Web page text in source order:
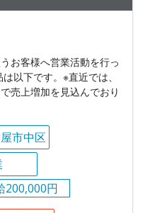
お客様へ営業活動を行っ
以下です。※直近では、
売上増加を見込んでおり
市中区
200,000円